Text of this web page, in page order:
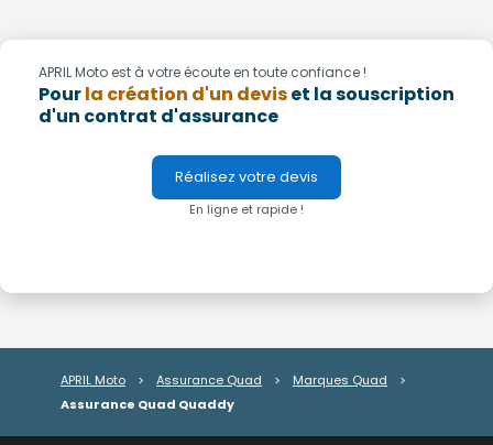
APRIL Moto est à votre écoute en toute confiance !
Pourla création d'un deviset la souscription
d'un contrat d'assurance
Réalisez votre devis
En ligne et rapide !
APRIL Moto > Assurance Quad > Marques Quad
>
Assurance Quad Quaddy